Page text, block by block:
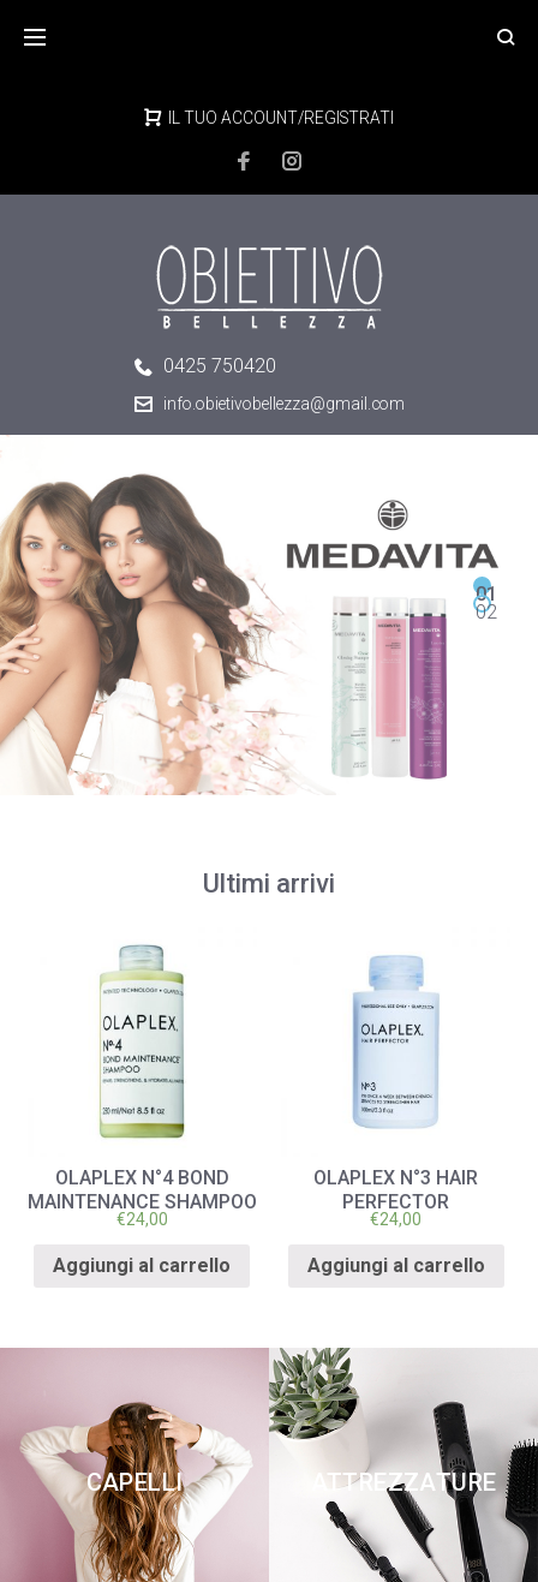
IL TUO ACCOUNT/REGISTRATI
0425 750420
info.obietivobellezza@gmail.com
Ultimi arrivi
OLAPLEX N°4 BOND
MAINTENANCE SHAMPOO
€24,00
Aggiungi al carrello
OLAPLEX N°3 HAIR
PERFECTOR
€24,00
Aggiungi al carrello
CAPELLI ATTREZZATURE